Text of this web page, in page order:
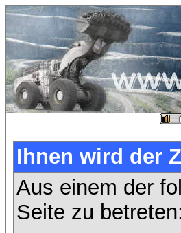
Ihnen wird der
Aus einem der
Seite zu betreten: